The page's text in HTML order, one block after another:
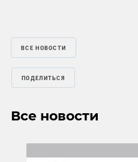
ВСЕ НОВОСТИ
ПОДЕЛИТЬСЯ
Все новости